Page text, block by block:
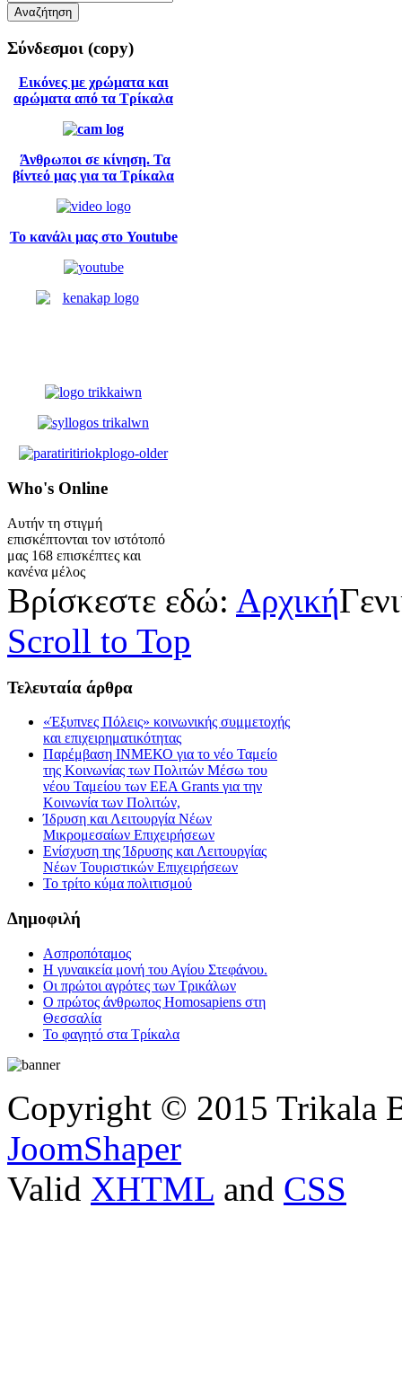
Σύνδεσμοι (copy)
Εικόνες με χρώματα και
αρώματα από τα Τρίκαλα
Άνθρωποι σε κίνηση. Τα
βίντεό μας για τα Τρίκαλα
Το κανάλι μας στο Youtube
Who's Online
Αυτήν τη στιγμή
επισκέπτονται τον ιστότοπό
μας 168 επισκέπτες και
κανένα μέλος
Βρίσκεστε εδώ: Αρχική
Scroll to Top
Τελευταία άρθρα
«Έξυπνες Πόλεις» κοινωνικής συμμετοχής
και επιχειρηματικότητας
Παρέμβαση ΙΝΜΕΚΟ για το νέο Ταμείο
της Κοινωνίας των Πολιτών Μέσω του
νέου Ταμείου των ΕΕΑ Grants για την
Κοινωνία των Πολιτών,
Ίδρυση και Λειτουργία Νέων
Μικρομεσαίων Επιχειρήσεων
Ενίσχυση της Ίδρυσης και Λειτουργίας
Νέων Τουριστικών Επιχειρήσεων
Το τρίτο κύμα πολιτισμού
Δημοφιλή
Ασπροπόταμος
Η γυναικεία μονή του Αγίου Στεφάνου.
Οι πρώτοι αγρότες των Τρικάλων
Ο πρώτος άνθρωπος Homosapiens στη
Θεσσαλία
Το φαγητό στα Τρίκαλα
Copyright © 2015 Trikala
JoomShaper
Valid XHTML and CSS